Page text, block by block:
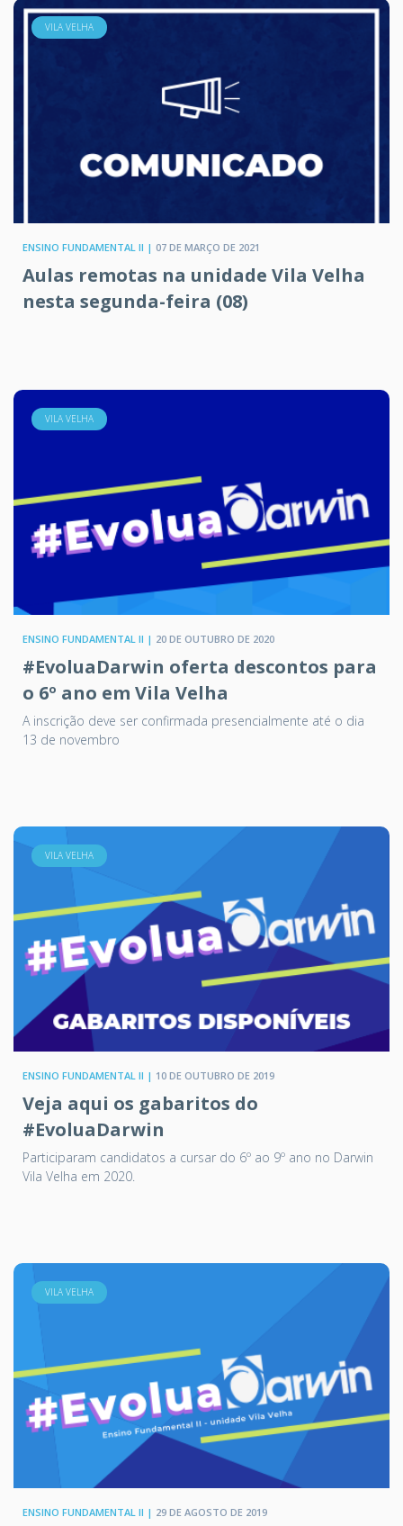
VILA VELHA
ENSINO FUNDAMENTAL II | 07 DE MARÇO DE 2021
Aulas remotas na unidade Vila Velha
nesta segunda-feira (08)
VILA VELHA
ENSINO FUNDAMENTAL II | 20 DE OUTUBRO DE 2020
#EvoluaDarwin oferta descontos para
o 6º ano em Vila Velha
A inscrição deve ser confirmada presencialmente até o dia
13 de novembro
VILA VELHA
ENSINO FUNDAMENTAL II | 10 DE OUTUBRO DE 2019
Veja aqui os gabaritos do
#EvoluaDarwin
Participaram candidatos a cursar do 6º ao 9º ano no Darwin
Vila Velha em 2020.
VILA VELHA
ENSINO FUNDAMENTAL II | 29 DE AGOSTO DE 2019